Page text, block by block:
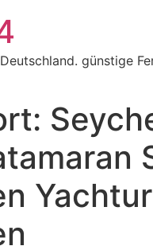
günstige